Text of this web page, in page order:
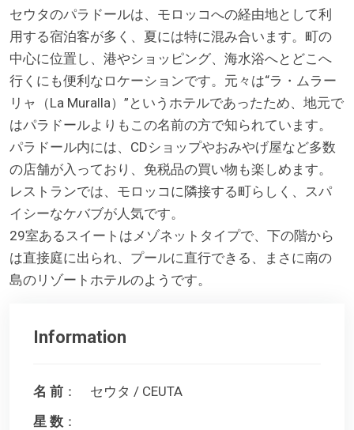
セウタのパラドールは、モロッコへの経由地として利
用する宿泊客が多く、夏には特に混み合います。町の
中心に位置し、港やショッピング、海水浴へとどこへ
行くにも便利なロケーションです。元々は“ラ・ムラー
リャ（La Muralla）”というホテルであったため、地元で
はパラドールよりもこの名前の方で知られています。
パラドール内には、CDショップやおみやげ屋など多数
の店舗が入っており、免税品の買い物も楽しめます。
レストランでは、モロッコに隣接する町らしく、スパ
イシーなケバブが人気です。
29室あるスイートはメゾネットタイプで、下の階から
は直接庭に出られ、プールに直行できる、まさに南の
島のリゾートホテルのようです。
Information
名 前 ： セウタ / CEUTA
星 数 ：